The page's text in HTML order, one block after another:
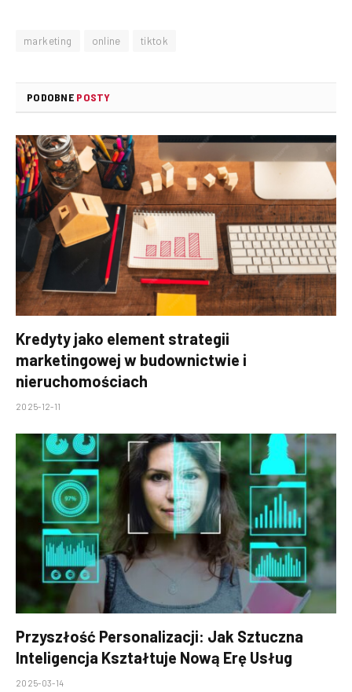
marketing online tiktok
PODOBNE POSTY
Kredyty jako element strategii
marketingowej w budownictwie i
nieruchomościach
2025-12-11
Przyszłość Personalizacji: Jak Sztuczna
Inteligencja Kształtuje Nową Erę Usług
2025-03-14